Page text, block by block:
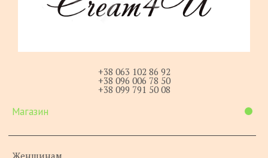
+38 063 102 86 92
+38 096 006 78 50
+38 099 791 50 08
Магазин